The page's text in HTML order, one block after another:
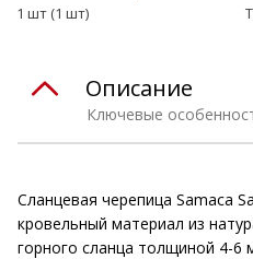
1 шт (1 шт)
Ключевые
Описание
Сланцевая черепица Samaca
кровельный материал из
горного сланца толщиной 4-6